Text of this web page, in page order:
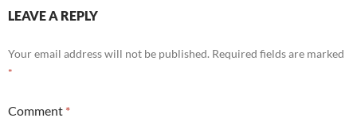
LEAVE A REPLY
Your email address will not be published. Required fields are marked
*
Comment *